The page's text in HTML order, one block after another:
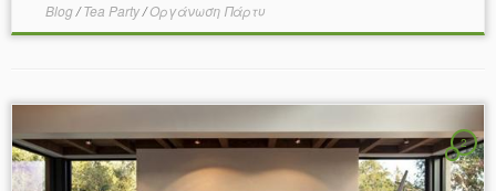
Blog/Tea Party/Οργάνωση Πάρτυ
2